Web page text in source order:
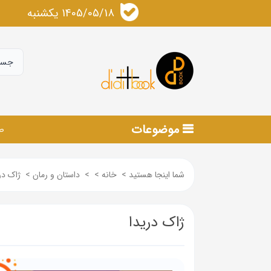
1405/05/18 يكشنبه
موضوعات
شما اینجا هستید > خانه >
> داستان و رمان > ژاک
ژاک دریدا